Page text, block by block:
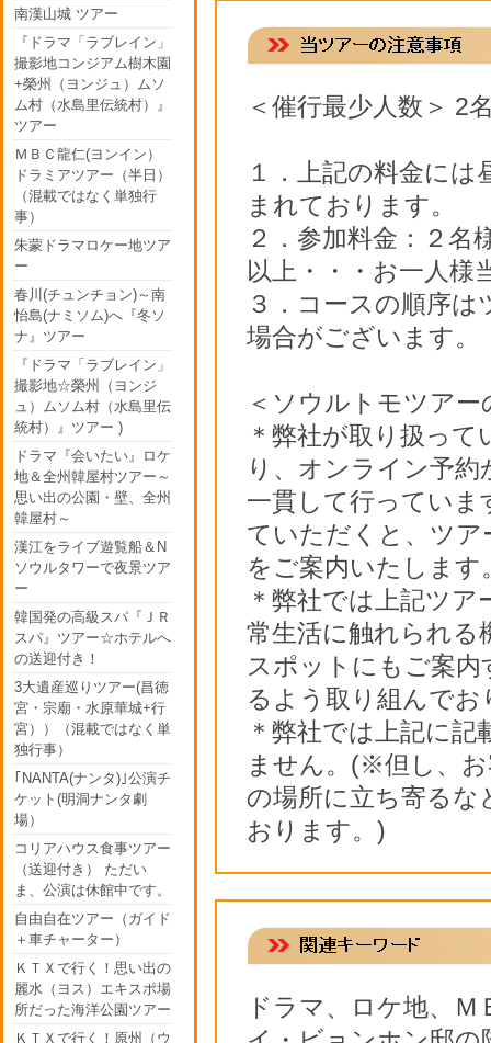
南漢山城 ツアー
『ドラマ「ラブレイン」
撮影地コンジアム樹木園
+榮州（ヨンジュ）ムソ
ム村（水島里伝統村）』
ツアー
ＭＢＣ龍仁(ヨンイン）
ドラミアツアー（半日）
（混載ではなく単独行
事）
朱蒙ドラマロケー地ツア
ー
春川(チュンチョン)～南
怡島(ナミソム)へ『冬ソ
ナ』ツアー
『ドラマ「ラブレイン」
撮影地☆榮州（ヨンジ
ュ）ムソム村（水島里伝
統村）』ツアー )
ドラマ『会いたい』ロケ
地＆全州韓屋村ツアー～
思い出の公園・壁、全州
韓屋村～
漢江をライブ遊覧船＆N
ソウルタワーで夜景ツア
ー
韓国発の高級スパ『ＪＲ
スパ』ツアー☆ホテルへ
の送迎付き！
3大遺産巡りツアー(昌徳
宮・宗廟・水原華城+行
宮））（混載ではなく単
独行事）
｢NANTA(ナンタ)｣公演チ
ケット(明洞ナンタ劇
場）
コリアハウス食事ツアー
（送迎付き） ただい
ま、公演は休館中です。
自由自在ツアー（ガイド
＋車チャーター）
ＫＴＸで行く！思い出の
麗水（ヨス）エキスポ場
所だった海洋公園ツアー
ＫＴＸで行く！原州（ウ
＜催行最少人数＞ 2
１．上記の料金には
まれております。
２．参加料金：２名
以上・・・お一人様
３．コースの順序
場合がございます。
＜ソウルトモツア
＊弊社が取り扱っ
り、オンライン予
一貫して行ってい
ていただくと、ツア
をご案内いたします
＊弊社では上記ツ
常生活に触れられる
スポットにもご案
るよう取り組んでお
＊弊社では上記に
ません。(※但し、
の場所に立ち寄るな
おります。)
ドラマ、ロケ地、